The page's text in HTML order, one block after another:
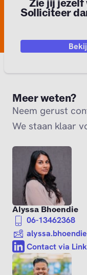
Zie jij jezelf
Solliciteer
Meer weten?
Neem gerust
We staan klaar
Alyssa Bhoendie
06-13462368
Contact via